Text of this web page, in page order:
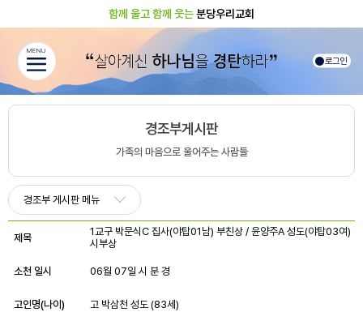
함께 울고 함께 웃는분당우리교회
로그인
MENU
경조부게시판
가족의 마음으로 울어주는 사람들
경조부 게시판 메뉴
제목
1교구 박문식C 집사(야탑01남) 부친상 / 윤양주A 성도(야탑03여)
시부상
소천 일시 06월 07일 시 분 경
고인명(나이) 고 박삼천 성도 (83세)